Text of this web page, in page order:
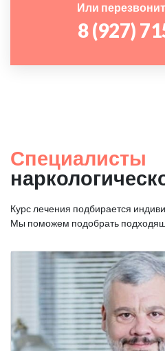
Или
8 (927)
Специалисты
Курс лечения подбирается
Мы поможем подобрать